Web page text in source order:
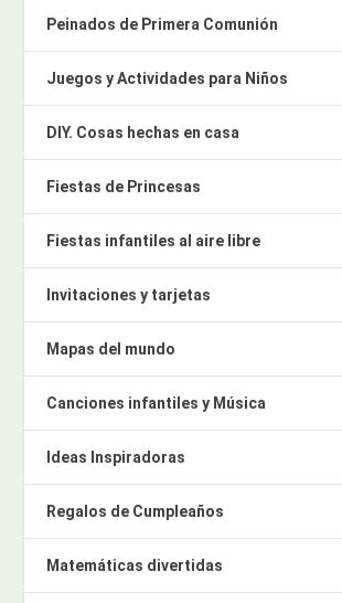
Peinados de Primera Comunión
Juegos y Actividades para Niños
DIY. Cosas hechas en casa
Fiestas de Princesas
Fiestas infantiles al aire libre
Invitaciones y tarjetas
Mapas del mundo
Canciones infantiles y Música
Ideas Inspiradoras
Regalos de Cumpleaños
Matemáticas divertidas